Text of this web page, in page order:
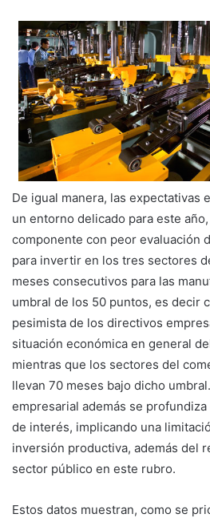
De igual manera, las expectativas
un entorno delicado para este
componente con peor evaluación
para invertir en los tres sectores
meses consecutivos para las
umbral de los 50 puntos, es decir
pesimista de los directivos
situación económica en general
mientras que los sectores del
llevan 70 meses bajo dicho
empresarial además se
de interés, implicando una
inversión productiva, además del
sector público en este rubro.
Estos datos muestran, como se